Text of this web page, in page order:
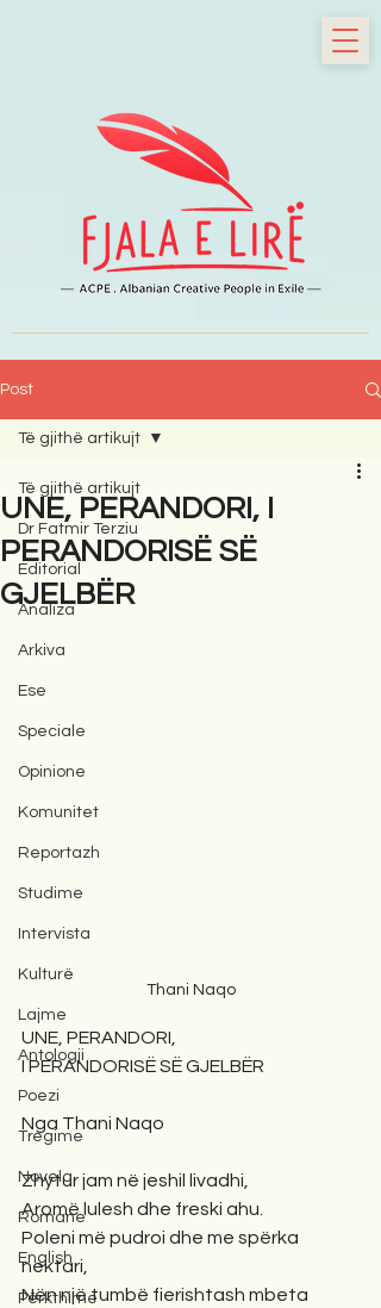
Post
Të gjithë artikujt
Dr Fatmir Terziu
Editorial
Analiza
Arkiva
Ese
Speciale
Opinione
Komunitet
Reportazh
Studime
Intervista
Kulturë
Lajme
Antologji
Poezi
Tregime
Novela
Romane
English
Përkthime
Të gjithë artikujt
UNE, PERANDORI, I
PERANDORISË SË
GJELBËR
Thani Naqo
UNE, PERANDORI,
I PERANDORISË SË GJELBËR
Nga Thani Naqo
Zhytur jam në jeshil livadhi,
Aromë lulesh dhe freski ahu.
Poleni më pudroi dhe me spërka
nektari,
Nën një tumbë fierishtash mbeta